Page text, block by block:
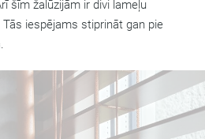
šīm žalūzijām ir divi lameļu
iespējams stiprināt gan pie